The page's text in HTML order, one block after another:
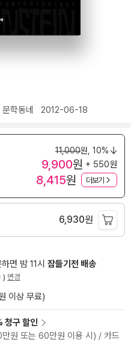
문학동네 2012-06-18
11,000원, 10%
9,900원 + 550원
8,415원 더보기
6,930원
면 밤 11시 잠들기전 배송
) 변경
이상 무료)
청구 할인
원 또는 60만원 이용 시) / 카드